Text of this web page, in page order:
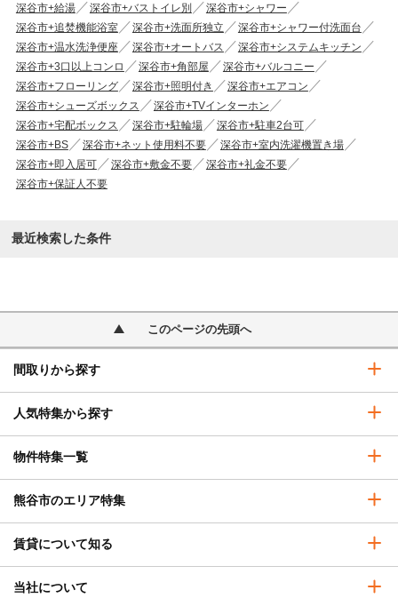
深谷市+給湯 深谷市+バストイレ別
深谷市+シャワー
深谷市+追焚機能浴室
深谷市+洗面所独立
深谷市+シャワー付洗面台
深谷市+温水洗浄便座
深谷市+オートバス
深谷市+システムキッチン
深谷市+3口以上コンロ
深谷市+角部屋
深谷市+バルコニー
深谷市+フローリング
深谷市+照明付き
深谷市+エアコン
深谷市+シューズボックス
深谷市+TVインターホン
深谷市+宅配ボックス
深谷市+駐輪場
深谷市+駐車2台可
深谷市+BS
深谷市+ネット使用料不要
深谷市+室内洗濯機置き場
深谷市+即入居可
深谷市+敷金不要
深谷市+礼金不要
深谷市+保証人不要
最近検索した条件
このページの先頭へ
間取りから探す
人気特集から探す
物件特集一覧
熊谷市のエリア特集
賃貸について知る
当社について